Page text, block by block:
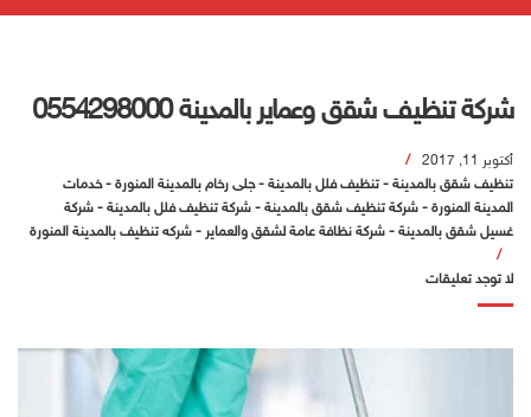
شركة تنظيف شقق وعماير بالمدينة 0554298000
أكتوبر 11, 2017
تنظيف شقق بالمدينة - تنظيف فلل بالمدينة -جلى رخام بالمدينة المنورة -خدمات
المدينة المنورة - شركة تنظيف شقق بالمدينة - شركة تنظيف فلل بالمدينة - شركة
غسيل شقق بالمدينة - شركة نظافة عامة لشقق والعماير - شركه تنظيف بالمدينة المنورة
لا توجد تعليقات